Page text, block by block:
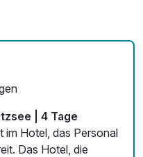
| 4 Tage
im Hotel, das Personal
Das Hotel, die